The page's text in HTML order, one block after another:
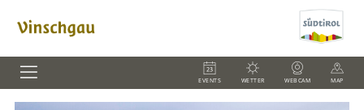
EVENTS WETTER WEBCAM MAP